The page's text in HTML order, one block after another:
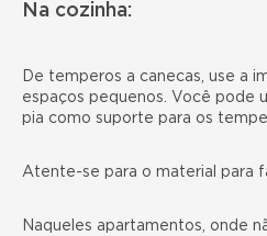
Na cozinha:
De temperos a canecas, use a
espaços pequenos. Você pode
pia como suporte para os
Atente-se para o material para
Naqueles apartamentos, onde